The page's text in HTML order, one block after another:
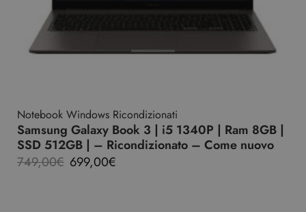
Notebook Windows Ricondizionati
Samsung Galaxy Book 3 | i5 1340P | Ram 8GB |
SSD 512GB | – Ricondizionato – Come nuovo
749,00€ 699,00€